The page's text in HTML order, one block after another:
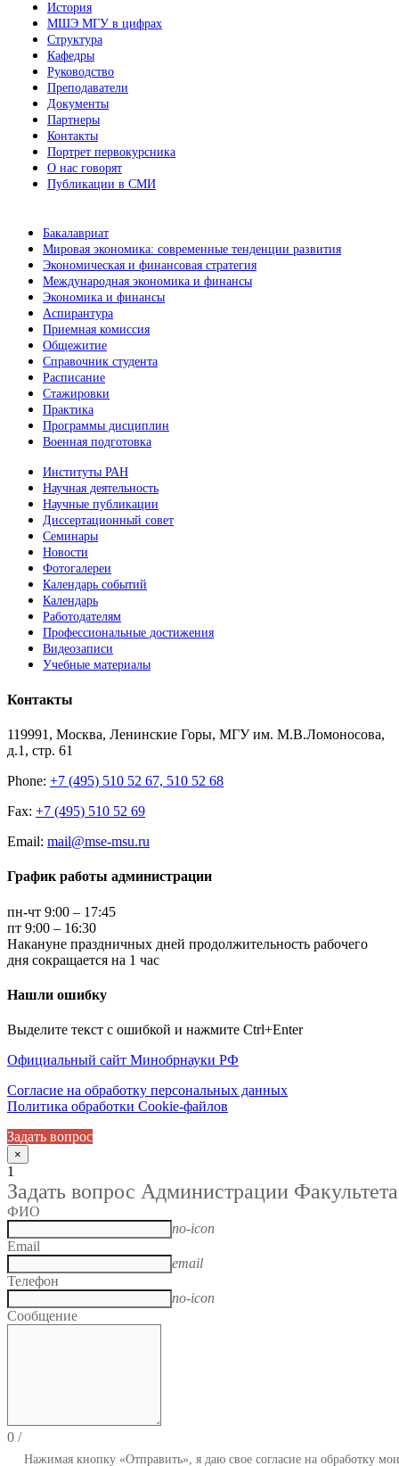
История
МШЭ МГУ в цифрах
Структура
Кафедры
Руководство
Преподаватели
Документы
Партнеры
Контакты
Портрет первокурсника
О нас говорят
Публикации в СМИ
Бакалавриат
Мировая экономика: современные тенденции развития
Экономическая и финансовая стратегия
Международная экономика и финансы
Экономика и финансы
Аспирантура
Приемная комиссия
Общежитие
Справочник студента
Расписание
Стажировки
Практика
Программы дисциплин
Военная подготовка
Институты РАН
Научная деятельность
Научные публикации
Диссертационный совет
Семинары
Новости
Фотогалереи
Календарь событий
Календарь
Работодателям
Профессиональные достижения
Видеозаписи
Учебные материалы
Контакты
119991, Москва, Ленинские Горы, МГУ им. М.В.Ломоносова,
д.1, стр. 61
Phone: +7 (495) 510 52 67, 510 52 68
Fax: +7 (495) 510 52 69
Email: mail@mse-msu.ru
График работы администрации
пн-чт 9:00 – 17:45
пт 9:00 – 16:30
Накануне праздничных дней продолжительность рабочего
дня сокращается на 1 час
Нашли ошибку
Выделите текст с ошибкой и нажмите Ctrl+Enter
Официальный сайт Минобрнауки РФ
Согласие на обработку персональных данных
Политика обработки Cookie-файлов
Задать вопрос
×
1
Задать вопрос Администрации Факультета
ФИО
no-icon
Email
email
Телефон
no-icon
Сообщение
0 /
Нажимая кнопку «Отправить», я даю свое согласие на обработку